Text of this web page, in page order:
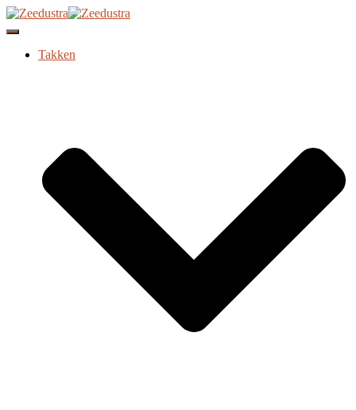
Navigatie
wisselenTakken